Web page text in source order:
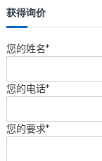
获得询价
您的姓名*
您的电话*
您的要求*